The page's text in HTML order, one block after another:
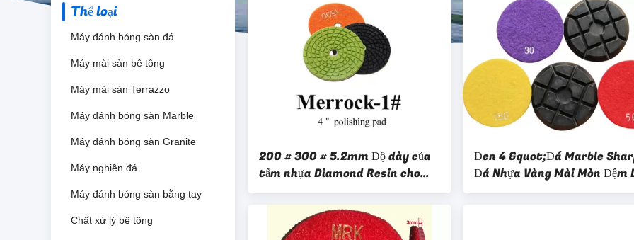
Thể loại
Máy đánh bóng sàn đá
Máy mài sàn bê tông
Máy mài sàn Terrazzo
Máy đánh bóng sàn Marble
Máy đánh bóng sàn Granite
Máy nghiền đá
Máy đánh bóng sàn bằng tay
Chất xử lý bê tông
200 # 300 # 5.2mm Độ dày của
tấm nhựa Diamond Resin cho
máy đánh bóng bê tông
Đen 4 &quot;Đá Marble
Đá Nhựa Vàng Mài Mòn Đệm
Sàn Tầng